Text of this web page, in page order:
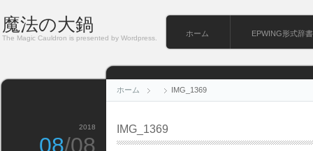
魔法の大鍋
The Magic Cauldron is presented by Wordpress.
ホーム EPWING形式辞書
ホーム IMG_1369
IMG_1369
2018
08/08